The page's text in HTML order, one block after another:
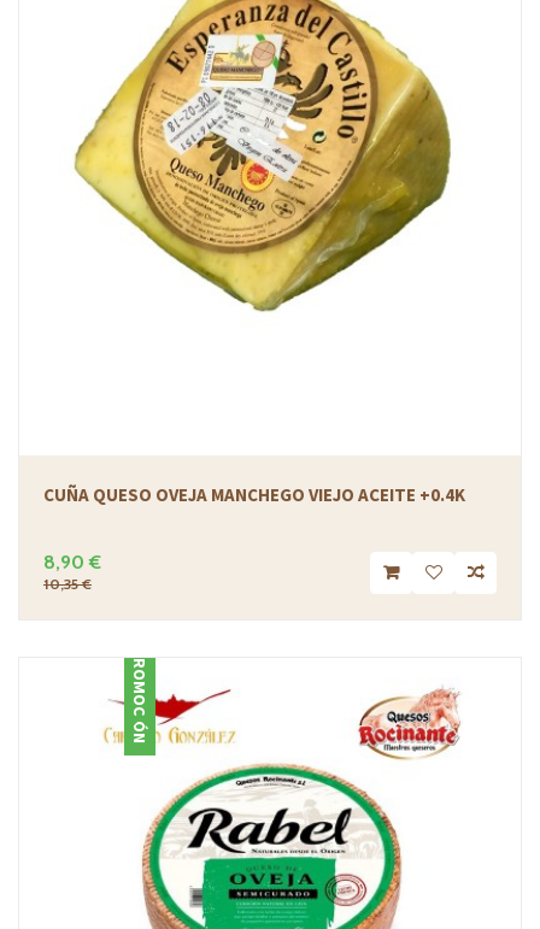
CUÑA QUESO OVEJA MANCHEGO VIEJO ACEITE +0.4K
8,90 €
10,35 €
PROMOCIÓN